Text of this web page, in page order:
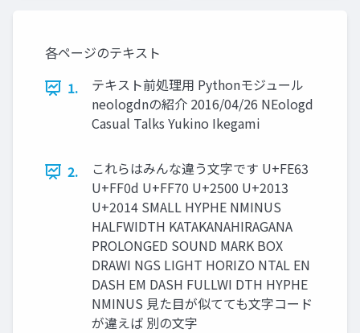
各ページのテキスト
1.
テキスト前処理用 Pythonモジュール
neologdnの紹介 2016/04/26 NEologd
Casual Talks Yukino Ikegami
2.
これらはみんな違う文字です U+FE63
U+FF0d U+FF70 U+2500 U+2013
U+2014 SMALL HYPHE NMINUS
HALFWIDTH KATAKANAHIRAGANA
PROLONGED SOUND MARK BOX
DRAWI NGS LIGHT HORIZO NTAL EN
DASH EM DASH FULLWI DTH HYPHE
NMINUS 見た目が似てても文字コード
が違えば 別の文字